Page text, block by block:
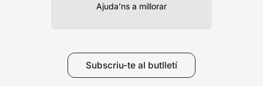
Ajuda’ns a millorar
Subscriu-te al butlletí